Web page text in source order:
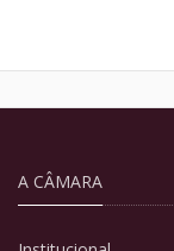
A CÂMARA